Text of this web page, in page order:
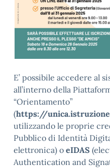
E’ possibile accedere al
all’interno della
“Orientamento”
(https://
utilizzando le proprie
Pubblico di Identità
elettronica) o eIDAS
Authentication and